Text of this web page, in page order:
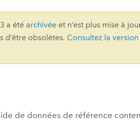
professionnels et
technologiques
a été archivée et n’est plus mise à
d’être obsolètes. Consultez la
de données de référence